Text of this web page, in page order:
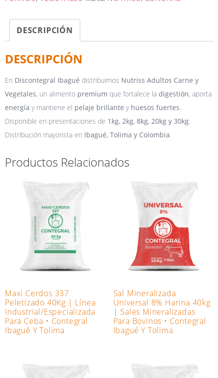
DESCRIPCIÓN
DESCRIPCIÓN
En Discontegral Ibagué distribuimos Nutriss Adultos Carne y
Vegetales, un alimento premium que fortalece la digestión, aporta
energía y mantiene el pelaje brillante y huesos fuertes.
Disponible en presentaciones de 1kg, 2kg, 8kg, 20kg y 30kg.
Distribución mayorista en Ibagué, Tolima y Colombia.
Productos Relacionados
Maxi Cerdos 337
Peletizado 40Kg | Línea
Industrial/Especializada
Para Ceba • Contegral
Ibagué Y Tolima
Sal Mineralizada
Universal 8% Harina 40kg
| Sales Mineralizadas
Para Bovinos • Contegral
Ibagué Y Tolima